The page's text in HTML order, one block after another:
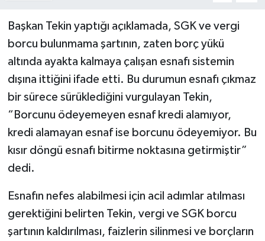
Başkan Tekin yaptığı açıklamada, SGK ve vergi
borcu bulunmama şartının, zaten borç yükü
altında ayakta kalmaya çalışan esnafı sistemin
dışına ittiğini ifade etti. Bu durumun esnafı çıkmaz
bir sürece sürüklediğini vurgulayan Tekin,
“Borcunu ödeyemeyen esnaf kredi alamıyor,
kredi alamayan esnaf ise borcunu ödeyemiyor. Bu
kısır döngü esnafı bitirme noktasına getirmiştir”
dedi.
Esnafın nefes alabilmesi için acil adımlar atılması
gerektiğini belirten Tekin, vergi ve SGK borcu
şartının kaldırılması, faizlerin silinmesi ve borçların